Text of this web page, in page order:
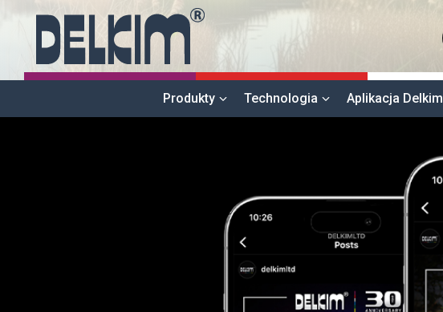
Produkty Technologia Aplikacja Delkim